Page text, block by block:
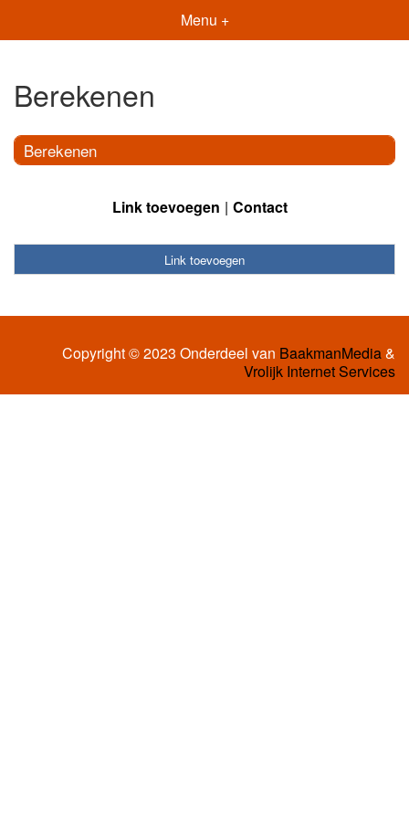
Menu +
Berekenen
Berekenen
Link toevoegen Contact
Link toevoegen
Copyright © 2023 Onderdeel van BaakmanMedia&
Vrolijk Internet Services